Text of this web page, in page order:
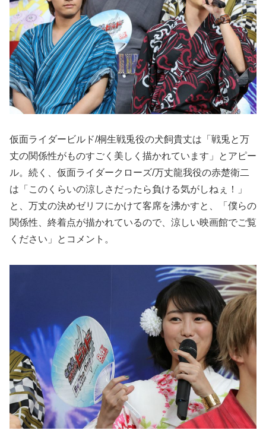
仮面ライダービルド/桐生戦兎役の犬飼貴丈は「戦兎と万
丈の関係性がものすごく美しく描かれています」とアピー
ル。続く、仮面ライダークローズ/万丈龍我役の赤楚衛二
は「このくらいの涼しさだったら負ける気がしねぇ！」
と、万丈の決めゼリフにかけて客席を沸かすと、「僕らの
関係性、終着点が描かれているので、涼しい映画館でご覧
ください」とコメント。